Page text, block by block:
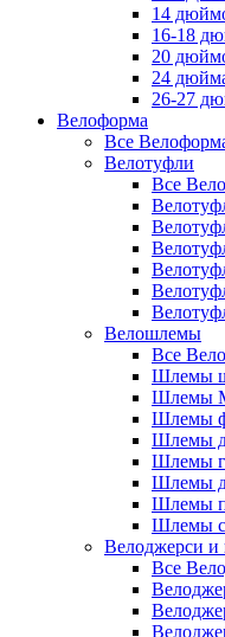
14
16-18
20
24
26-27
Велоформа
Все
Велотуфли
Все
Велошлемы
Все
Шлемы
Шлемы
Шлемы
Шлемы
Шлемы
Шлемы
Шлемы
Шлемы
Велоджерси и
Все